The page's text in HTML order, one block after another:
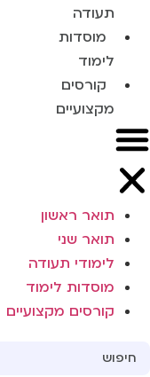
תעודה
מוסדות
לימוד
קורסים
מקצועיים
תואר ראשון
תואר שני
לימודי תעודה
מוסדות לימוד
קורסים מקצועיים